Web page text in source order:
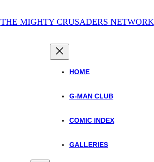
THE MIGHTY CRUSADERS NETWORK
HOME
G-MAN CLUB
COMIC INDEX
GALLERIES